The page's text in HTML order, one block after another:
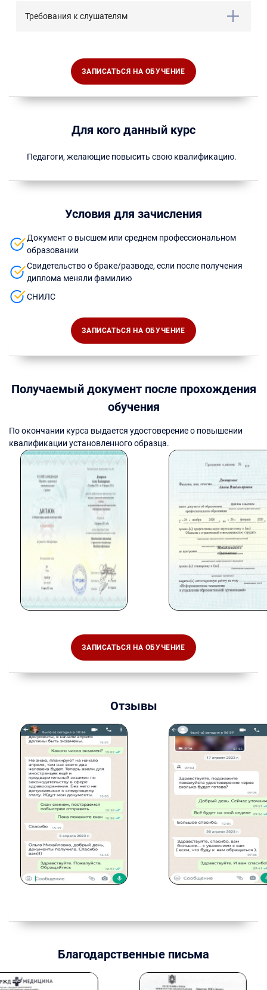
Требования к слушателям
ЗАПИСАТЬСЯ НА ОБУЧЕНИЕ
Для кого данный курс
Педагоги, желающие повысить свою квалификацию.
Условия для зачисления
Документ о высшем или среднем профессиональном
образовании
Свидетельство о браке/разводе, если после получения
диплома меняли фамилию
СНИЛС
ЗАПИСАТЬСЯ НА ОБУЧЕНИЕ
Получаемый документ после прохождения
обучения
По окончании курса выдается удостоверение о повышении
квалификации установленного образца.
ЗАПИСАТЬСЯ НА ОБУЧЕНИЕ
Отзывы
Благодарственные письма